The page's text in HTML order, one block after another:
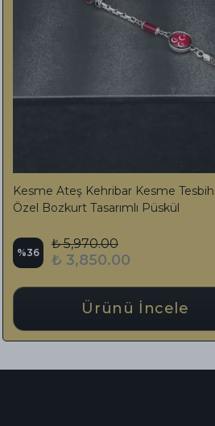
925
Bilekboy Renk
Sıkma Kehribar Tesbih
% 50 ₺ 3,750.00
Ürünü